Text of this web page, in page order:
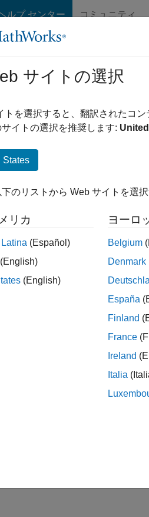
ルプ センター コミュニティ
ム
作成
クの作成
たブロックの作成
ミング
数値型
MATLAB
MATLAB
トピック
複素数データ
コード生成用
スパース行列
コード生成用
サイトの選択
トを選択すると、翻訳されたコ
サイトの選択を推奨します:
States
下のリストから Web サイトを選
リカ
(Español)
(English)
(English)
ヨーロ
Belgium
Denmark
España
Finland
France
Ireland
Italia